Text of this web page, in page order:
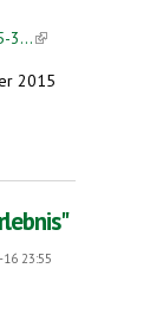
3...(link is
2015
23:55